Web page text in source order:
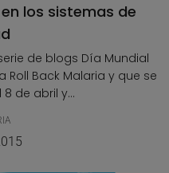
los sistemas de
de blogs Día Mundial
Roll Back Malaria y que se
de abril y...